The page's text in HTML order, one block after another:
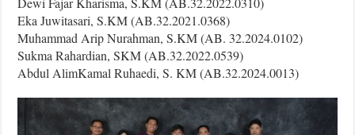
Eka Juwitasari, S.KM (AB.32.2021.0368)
Muhammad Arip Nurahman, S.KM (AB. 32.2024.0102)
Sukma Rahardian, SKM (AB.32.2022.0539)
Abdul AlimKamal Ruhaedi, S. KM (AB.32.2024.0013)